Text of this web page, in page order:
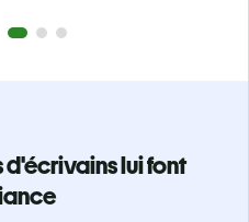
d'écrivains lui font